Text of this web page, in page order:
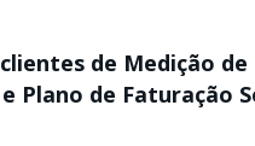
de Medição de
Plano de Faturação